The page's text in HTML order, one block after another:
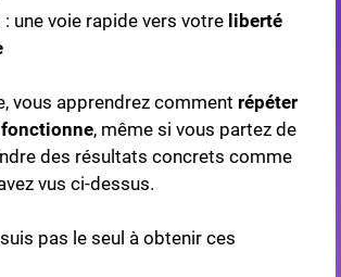
une voie rapide vers votre liberté
vous apprendrez comment répéter
, même si vous partez de
des résultats concrets comme
vus ci-dessus.
suis pas le seul à obtenir ces